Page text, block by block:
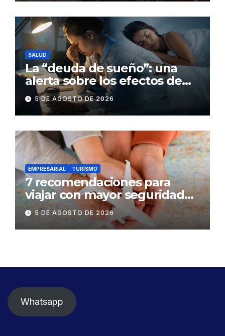
SALUD
La “deuda de sueño”: una
alerta sobre los efectos de
dormir mal en la salud física y
mental
5 DE AGOSTO DE 2026
EMPRESARIAL TURISMO
7 recomendaciones para
viajar con mayor seguridad
dentro y fuera del Ecuador
5 DE AGOSTO DE 2026
Whatsapp